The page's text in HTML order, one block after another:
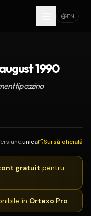
EN
1990
tip cazino
:unica Sursă oficială
gratuit pentru
în Ortexo Pro.